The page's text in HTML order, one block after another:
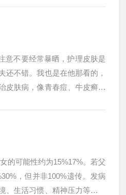
意不要经常暴晒，护理皮肤是
还不错。我也是在他那看的，
皮肤病，像青春痘、牛皮癣之
的可能性约为15%17%。若父
，但并非100%遗传。发病
生活习惯、精神压力等多种